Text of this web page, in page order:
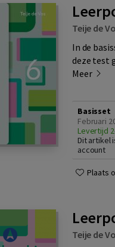
Teije de
In de
deze test
Meer
Basisset
Februari
Levertijd
Dit artikel
account
Plaats
Teije de